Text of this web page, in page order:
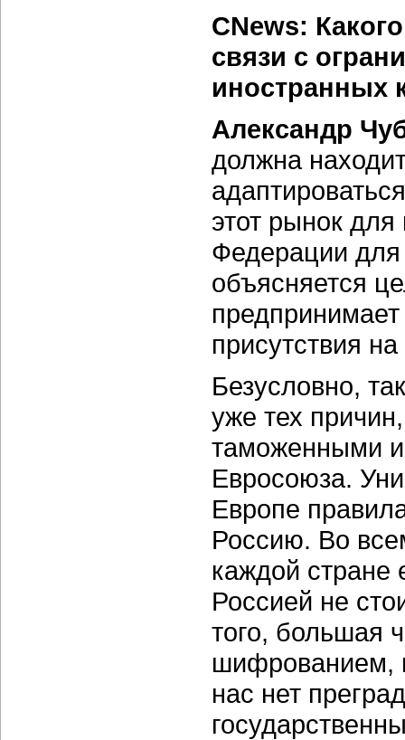
CNews:
связи с
иностранных
Александр
должна
этот рынок
Федерации для
объясняется
присутствия
Безусловно,
уже тех
таможенными и
Евросоюза.
Европе
Россию. Во
каждой стране
Россией не
того, большая
шифрованием,
нас нет